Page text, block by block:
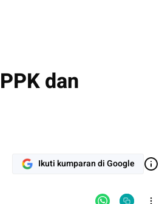
dan
Ikuti kumparan di Google